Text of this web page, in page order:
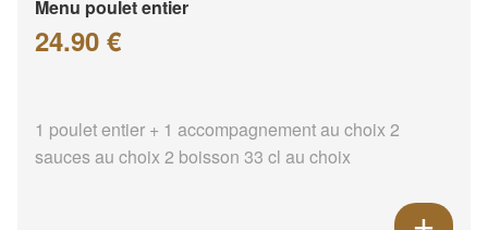
Menu poulet entier
24.90 €
1 poulet entier + 1 accompagnement au choix 2
sauces au choix 2 boisson 33 cl au choix